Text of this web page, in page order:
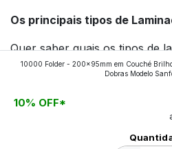
Os principais tipos de
Quer saber quais os tipos de
aplicados nos impressos da
continue a leitura que vamos
10000 Folder - 200x95mm em Couché
Dobras Modelo
10% OFF*